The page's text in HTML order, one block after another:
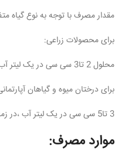
مقدار مصرف با توجه به نوع گیاه
برای محصولات زراعی:
محلول 2 تا3 سی سی در یک لیتر آب،هر 15 روز یکبار
برای درختان میوه و گیاهان
3 تا5 سی سی در یک لیتر آب ،در زمان رشد فعال
موارد مصرف: